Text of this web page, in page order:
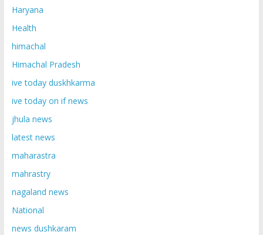
Haryana
Health
himachal
Himachal Pradesh
ive today duskhkarma
ive today on if news
jhula news
latest news
maharastra
mahrastry
nagaland news
National
news dushkaram